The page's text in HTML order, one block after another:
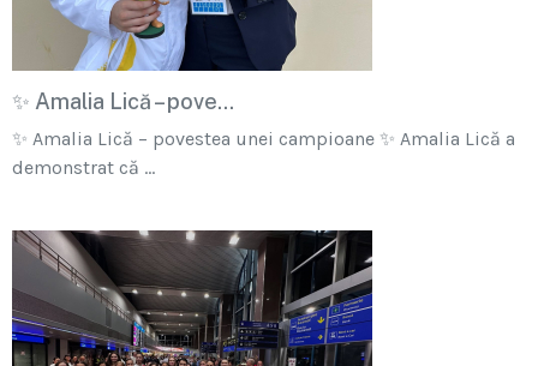
✨ Amalia Lică – pove...
✨ Amalia Lică – povestea unei campioane ✨ Amalia Lică a
demonstrat că ...